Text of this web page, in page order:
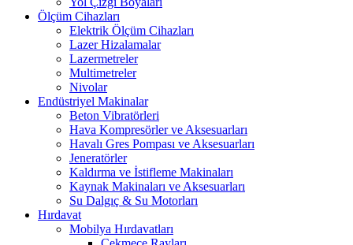
Ölçüm Cihazları
Elektrik Ölçüm Cihazları
Lazer Hizalamalar
Lazermetreler
Multimetreler
Nivolar
Endüstriyel Makinalar
Beton Vibratörleri
Hava Kompresörler ve Aksesuarları
Havalı Gres Pompası ve Aksesuarları
Jeneratörler
Kaldırma ve İstifleme Makinaları
Kaynak Makinaları ve Aksesuarları
Su Dalgıç & Su Motorları
Hırdavat
Mobilya Hırdavatları